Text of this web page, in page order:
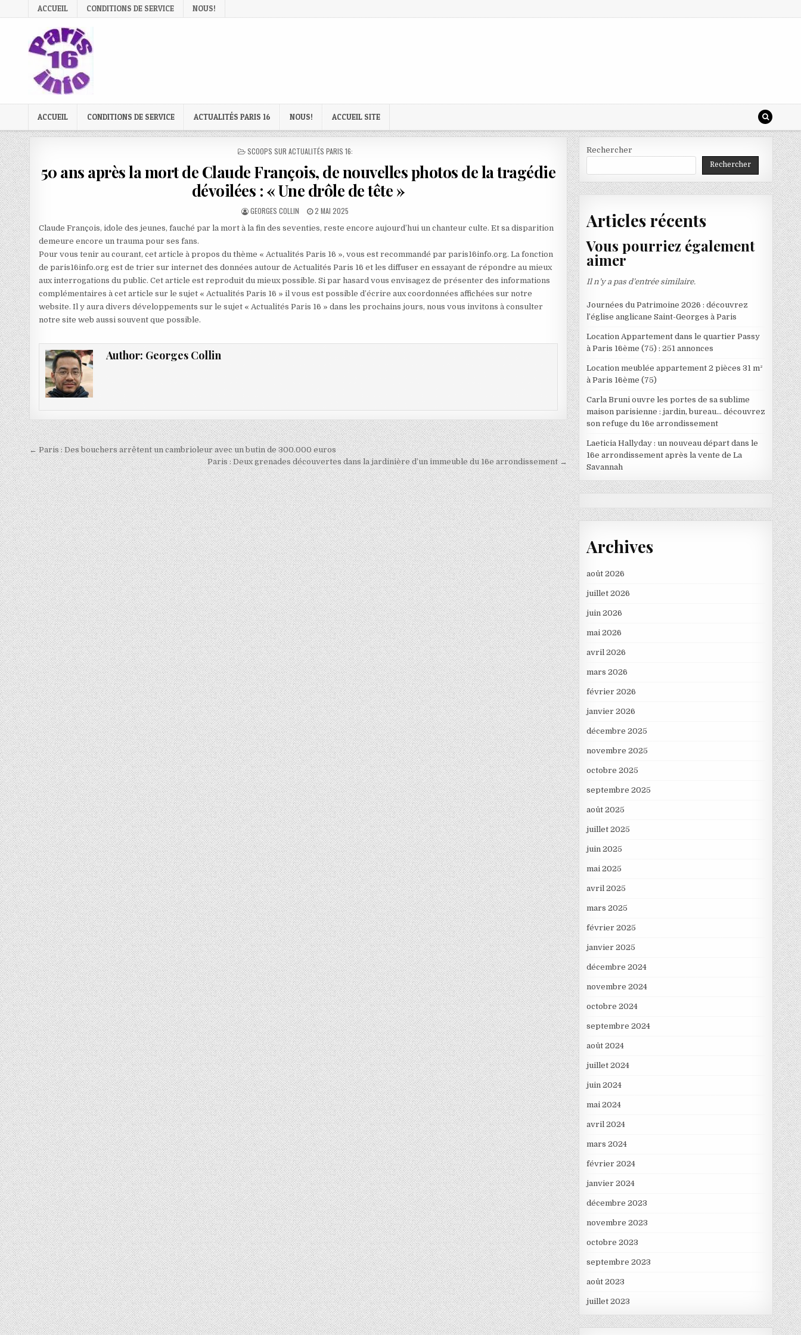
to
ACCUEIL CONDITIONS DE SERVICE NOUS!
ACCUEIL CONDITIONS DE SERVICE ACTUALITÉS PARIS 16 NOUS! ACCUEIL SITE
POSTED
SCOOPS SUR ACTUALITÉS PARIS 16:
50 ans après la mort de Claude François, de nouvelles photos de la tragédie
dévoilées : « Une drôle de tête »
AUTHOR:
GEORGES COLLIN
PUBLISHED
2 MAI 2025
Claude François, idole des jeunes, fauché par la mort à la fin des seventies, reste encore aujourd’hui un chanteur culte. Et sa disparition
demeure encore un trauma pour ses fans.
Pour vous tenir au courant, cet article à propos du thème « Actualités Paris 16 », vous est recommandé par paris16info.org. La fonction
de paris16info.org est de trier sur internet des données autour de Actualités Paris 16 et les diffuser en essayant de répondre au mieux
aux interrogations du public. Cet article est reproduit du mieux possible. Si par hasard vous envisagez de présenter des informations
complémentaires à cet article sur le sujet « Actualités Paris 16 » il vous est possible d’écrire aux coordonnées affichées sur notre
website. Il y aura divers développements sur le sujet « Actualités Paris 16 » dans les prochains jours, nous vous invitons à consulter
notre site web aussi souvent que possible.
Author: Georges Collin
Navigation
de
l’article
← Paris : Des bouchers arrêtent un cambrioleur avec un butin de 300.000 euros
Paris : Deux grenades découvertes dans la jardinière d’un immeuble du 16e arrondissement →
Rechercher
Rechercher
Articles récents
Vous pourriez également
aimer
Il n’y a pas d’entrée similaire.
Journées du Patrimoine 2026 : découvrez
l’église anglicane Saint-Georges à Paris
Location Appartement dans le quartier Passy
à Paris 16ème (75) : 251 annonces
Location meublée appartement 2 pièces 31 m²
à Paris 16ème (75)
Carla Bruni ouvre les portes de sa sublime
maison parisienne : jardin, bureau… découvrez
son refuge du 16e arrondissement
Laeticia Hallyday : un nouveau départ dans le
16e arrondissement après la vente de La
Savannah
Archives
août 2026
juillet 2026
juin 2026
mai 2026
avril 2026
mars 2026
février 2026
janvier 2026
décembre 2025
novembre 2025
octobre 2025
septembre 2025
août 2025
juillet 2025
juin 2025
mai 2025
avril 2025
mars 2025
février 2025
janvier 2025
décembre 2024
novembre 2024
octobre 2024
septembre 2024
août 2024
juillet 2024
juin 2024
mai 2024
avril 2024
mars 2024
février 2024
janvier 2024
décembre 2023
novembre 2023
octobre 2023
septembre 2023
août 2023
juillet 2023